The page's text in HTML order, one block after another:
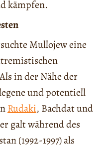
kämpfen.
Mullojew eine
in der Nähe der
und potentiell
Rudaki, Bachdat und
galt während des
(1992-1997) als